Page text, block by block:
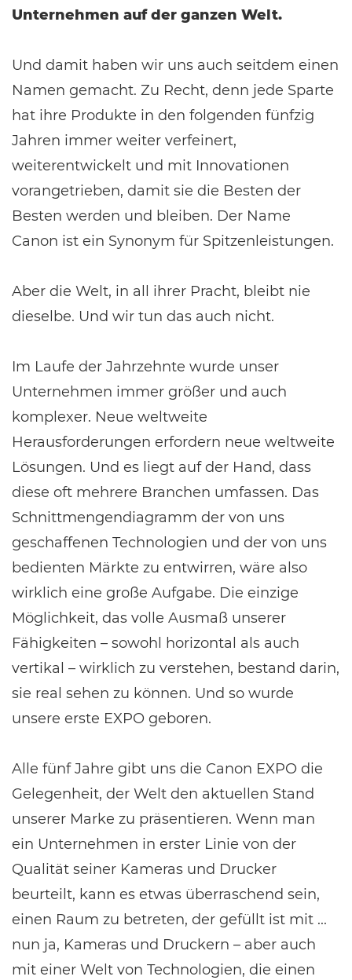
Unternehmen auf der ganzen Welt.
Und damit haben wir uns auch seitdem einen
Namen gemacht. Zu Recht, denn jede Sparte
hat ihre Produkte in den folgenden fünfzig
Jahren immer weiter verfeinert,
weiterentwickelt und mit Innovationen
vorangetrieben, damit sie die Besten der
Besten werden und bleiben. Der Name
Canon ist ein Synonym für Spitzenleistungen.
Aber die Welt, in all ihrer Pracht, bleibt nie
dieselbe. Und wir tun das auch nicht.
Im Laufe der Jahrzehnte wurde unser
Unternehmen immer größer und auch
komplexer. Neue weltweite
Herausforderungen erfordern neue weltweite
Lösungen. Und es liegt auf der Hand, dass
diese oft mehrere Branchen umfassen. Das
Schnittmengendiagramm der von uns
geschaffenen Technologien und der von uns
bedienten Märkte zu entwirren, wäre also
wirklich eine große Aufgabe. Die einzige
Möglichkeit, das volle Ausmaß unserer
Fähigkeiten – sowohl horizontal als auch
vertikal – wirklich zu verstehen, bestand darin,
sie real sehen zu können. Und so wurde
unsere erste EXPO geboren.
Alle fünf Jahre gibt uns die Canon EXPO die
Gelegenheit, der Welt den aktuellen Stand
unserer Marke zu präsentieren. Wenn man
ein Unternehmen in erster Linie von der
Qualität seiner Kameras und Drucker
beurteilt, kann es etwas überraschend sein,
einen Raum zu betreten, der gefüllt ist mit ...
nun ja, Kameras und Druckern – aber auch
mit einer Welt von Technologien, die einen